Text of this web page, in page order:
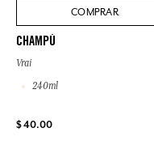
COMPRAR
CHAMPÚ
Vrai
240ml
$ 40.00